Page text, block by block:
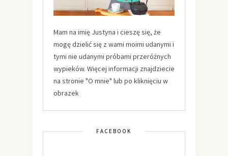
Mam na imię Justyna i cieszę się, że
mogę dzielić się z wami moimi udanymi i
tymi nie udanymi próbami przeróżnych
wypieków. Więcej informacji znajdziecie
na stronie "O mnie" lub po kliknięciu w
obrazek
FACEBOOK